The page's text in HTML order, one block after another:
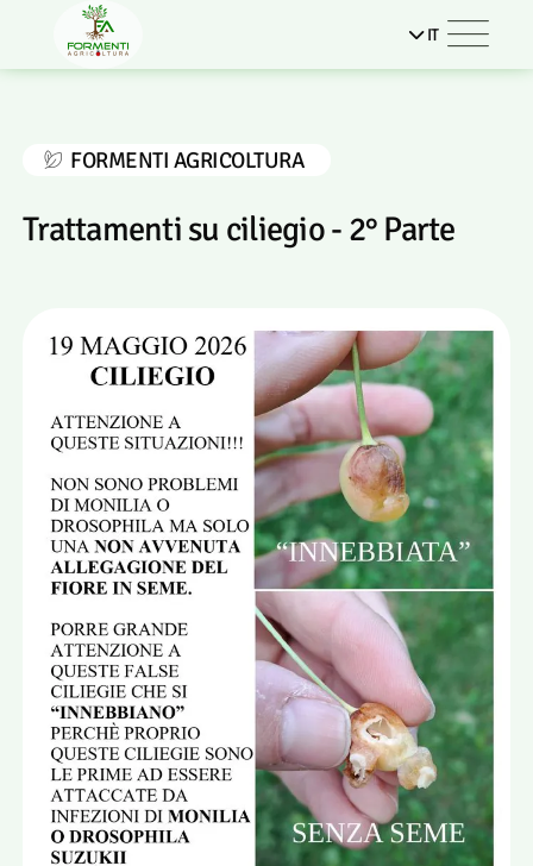
IT
FORMENTI AGRICOLTURA
Trattamenti su ciliegio - 2° Parte